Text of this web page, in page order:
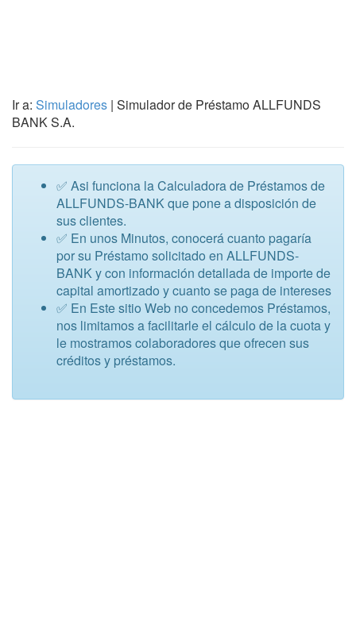
Ir a: Simuladores | Simulador de Préstamo ALLFUNDS
BANK S.A.
✅ Asi funciona la Calculadora de Préstamos de
ALLFUNDS-BANK que pone a disposición de
sus clientes.
✅ En unos Minutos, conocerá cuanto pagaría
por su Préstamo solicitado en ALLFUNDS-
BANK y con información detallada de importe de
capital amortizado y cuanto se paga de intereses
✅ En Este sitio Web no concedemos Préstamos,
nos limitamos a facilitarle el cálculo de la cuota y
le mostramos colaboradores que ofrecen sus
créditos y préstamos.